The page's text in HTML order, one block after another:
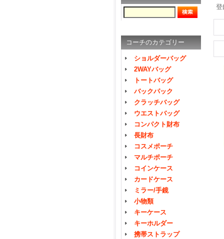
コーチのカテゴリー
ショルダーバッグ
2WAYバッグ
トートバッグ
バックパック
クラッチバッグ
ウエストバッグ
コンパクト財布
長財布
コスメポーチ
マルチポーチ
コインケース
カードケース
ミラー/手鏡
小物類
キーケース
キーホルダー
携帯ストラップ
登